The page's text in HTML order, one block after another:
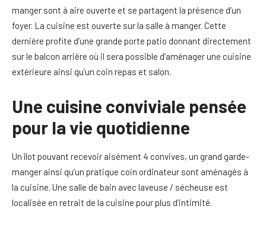
manger sont à aire ouverte et se partagent la présence d’un
foyer. La cuisine est ouverte sur la salle à manger. Cette
dernière profite d’une grande porte patio donnant directement
sur le balcon arrière où il sera possible d’aménager une cuisine
extérieure ainsi qu’un coin repas et salon.
Une cuisine conviviale pensée
pour la vie quotidienne
Un îlot pouvant recevoir aisément 4 convives, un grand garde-
manger ainsi qu’un pratique coin ordinateur sont aménagés à
la cuisine. Une salle de bain avec laveuse / sécheuse est
localisée en retrait de la cuisine pour plus d’intimité.